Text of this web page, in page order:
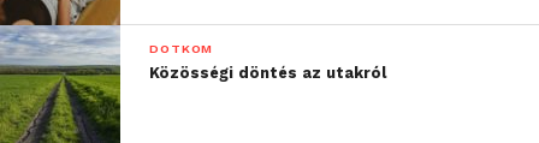
DOTKOM
Közösségi döntés az utakról